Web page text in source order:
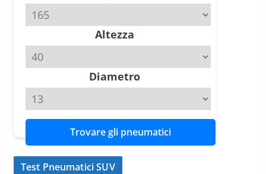
Michelin Pilot Sport 4 S – Test
su Range Rover Sport D350 HST
11 Aprile 2026 15 min read
Altezza
Diametro
Trovare gli pneumatici
Test Pneumatici SUV